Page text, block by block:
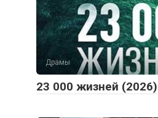
Драмы
23 000 жизней (2026)